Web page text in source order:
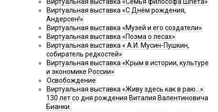
Виртуальная выставка «Семья философа Шпета»
Виртуальная выставка «С Днём рождения,
Андерсен!»
Виртуальная выставка «Музей и его создатели»
Виртуальная выставка «Поэма о лесах»
Виртуальная выставка « А.И. Мусин-Пушкин,
собиратель редкостей»
Виртуальная выставка «Крым в истории, культуре
и экономике России»
Освобождение
Виртуальная выставка «Живу здесь как в раю…»:
130 лет со дня рождения Виталия Валентиновича
Бианки.